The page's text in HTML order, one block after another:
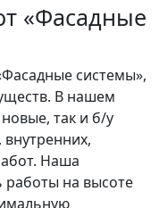
«Фасадные
системы»,
В нашем
так и б/у
Наша
работы на высоте